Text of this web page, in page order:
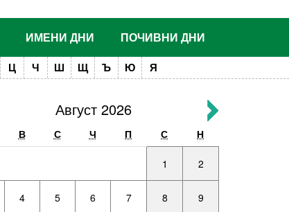
ИМЕНИ ДНИ ПОЧИВНИ ДНИ
Ц Ч Ш Щ Ъ Ю Я
Август 2026
В С Ч П С Н
1 2
4 5 6 7 8 9